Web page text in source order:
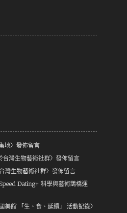
地〉發佈留言
台灣生物藝術社群〉發佈留言
灣生物藝術社群〉發佈留言
Dating+ 科學與藝術鵲橋運
美館 「生、食、延續」 活動記錄〉